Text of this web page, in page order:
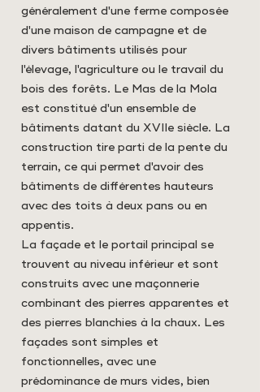
généralement d'une ferme composée
d'une maison de campagne et de
divers bâtiments utilisés pour
l'élevage, l'agriculture ou le travail du
bois des forêts. Le Mas de la Mola
est constitué d'un ensemble de
bâtiments datant du XVIIe siècle. La
construction tire parti de la pente du
terrain, ce qui permet d'avoir des
bâtiments de différentes hauteurs
avec des toits à deux pans ou en
appentis.
La façade et le portail principal se
trouvent au niveau inférieur et sont
construits avec une maçonnerie
combinant des pierres apparentes et
des pierres blanchies à la chaux. Les
façades sont simples et
fonctionnelles, avec une
prédominance de murs vides, bien